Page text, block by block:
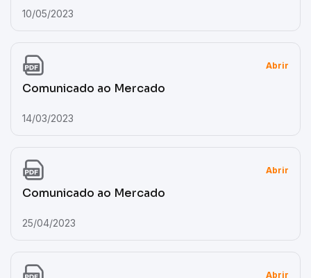
10/05/2023
Abrir
Comunicado ao Mercado
14/03/2023
Abrir
Comunicado ao Mercado
25/04/2023
Abrir